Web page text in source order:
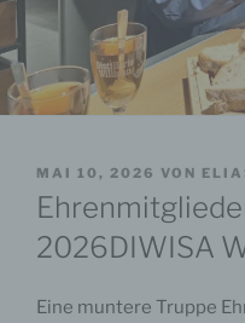
VERÖFFENTLICHT
AM
MAI 10, 2026 VON
2026DIWISA
Eine muntere Truppe